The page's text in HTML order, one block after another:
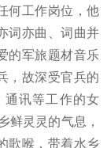
何工作岗位，他
词亦曲、词曲并
的军旅题材音乐
，故深受官兵的
通讯等工作的女
鲜灵灵的气息，
歌喉，带着水乡